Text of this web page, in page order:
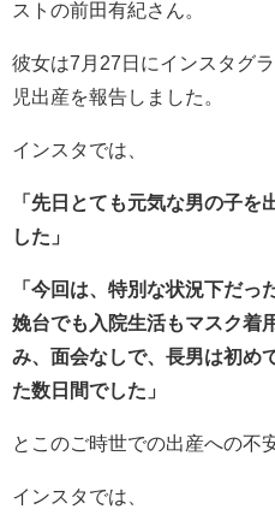
ストの前田有紀 さん。
彼女は7月27日にインスタグ
児出産を報告しました。
インスタでは、
「先日とても元気な男の子を
した」
「今回は、特別な状況下だ
娩台でも入院生活もマスク着
み、面会なしで、長男は初め
た数日間でした」
とこのご時世での出産への不
インスタでは、